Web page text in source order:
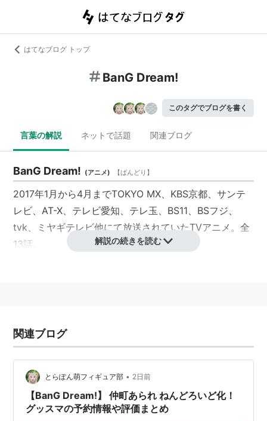
はてなブログ トップ
BanG Dream!
このタグでブログを書く
言葉の解説 ネットで話題 関連ブログ
BanG Dream! (アニメ) 【ばんどり 】
2017年1月から4月までTOKYO MX、KBS京都、サンテ
レビ、AT-X、テレビ愛知、テレ玉、BS11、BSフジ、
tvk、ミヤギテレビ他にて放送されていたTVアニメ。全
13話。
ード）、山吹沙綾（ドラム）の5人のメンバーで構成さ
れるガールズバンド「Poppin’Party」の活動を描く。キ
ャラクターと声優陣が連動して、ライブ活動などを行っ
ている。関連楽曲のプロデュースはElements Gardenが
担当。
解説の続きを読む
関連ブログ
とらぽん萌フィギュア部 • 2日前
【BanG Dream!】 仲町あられ ねんどろいど化！
グッスマの予約情報や評価まとめ